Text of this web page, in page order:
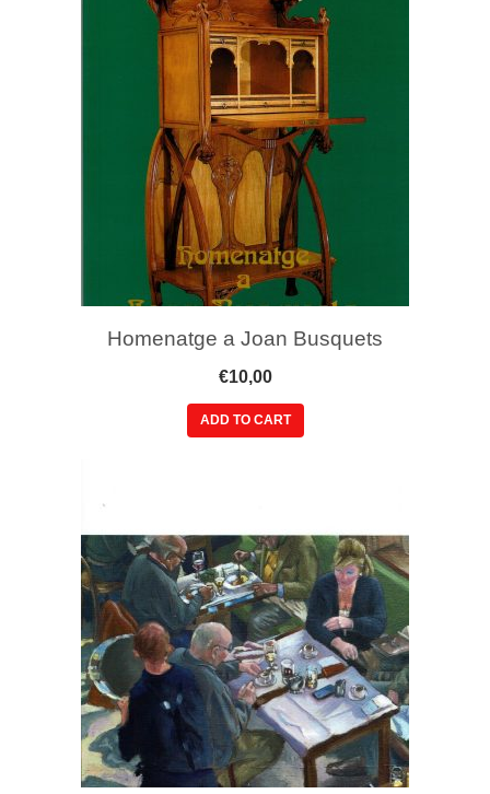
Homenatge a Joan Busquets
€10,00
ADD TO CART